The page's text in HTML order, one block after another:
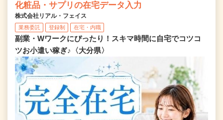
化粧品・サプリの在宅データ入力
株式会社リアル・フェイス
業務委託 登録制 在宅・内職
副業・Wワークにぴったり！スキマ時間に自宅でコツコ
ツお小遣い稼ぎ♪〈大分県〉